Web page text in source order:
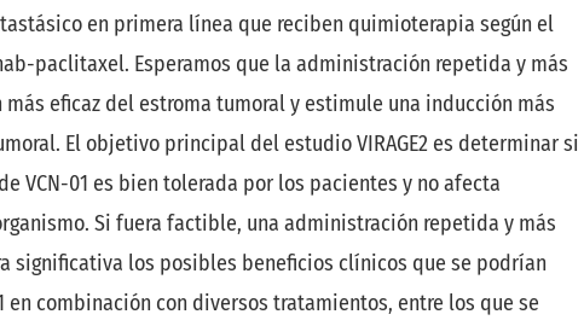
en primera línea que reciben quimioterapia según el
paclitaxel. Esperamos que la administración repetida y más
eficaz del estroma tumoral y estimule una inducción más
El objetivo principal del estudio VIRAGE2 es determinar si
VCN-01 es bien tolerada por los pacientes y no afecta
Si fuera factible, una administración repetida y más
significativa los posibles beneficios clínicos que se podrían
en combinación con diversos tratamientos, entre los que se